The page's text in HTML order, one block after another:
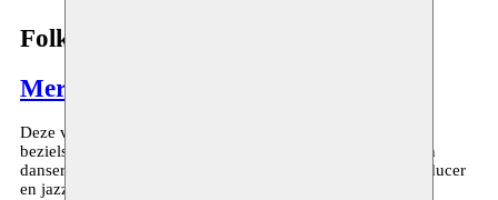
Folkah!
Meryem Jazouli
Deze voorstelling is een unieke samenwerking tussen de
bezielster van danswerkplaats Espace Darja, choreografe en
danseres Meryem Jazouli en de befaamde componiste, producer
en jazz zangeres Malika Zarra.